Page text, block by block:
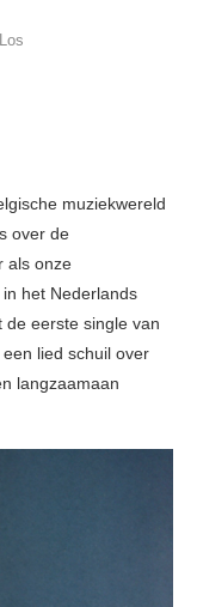
muziekwereld
over de
als onze
het Nederlands
de eerste single van
lied schuil over
langzaamaan